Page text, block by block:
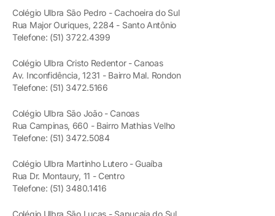
Colégio Ulbra São Pedro - Cachoeira do Sul
Rua Major Ouriques, 2284 - Santo Antônio
Telefone: (51) 3722.4399
Colégio Ulbra Cristo Redentor - Canoas
Av. Inconfidência, 1231 - Bairro Mal. Rondon
Telefone: (51) 3472.5166
Colégio Ulbra São João - Canoas
Rua Campinas, 660 - Bairro Mathias Velho
Telefone: (51) 3472.5084
Colégio Ulbra Martinho Lutero - Guaíba
Rua Dr. Montaury, 11 - Centro
Telefone: (51) 3480.1416
Colégio Ulbra São Lucas - Sapucaia do Sul